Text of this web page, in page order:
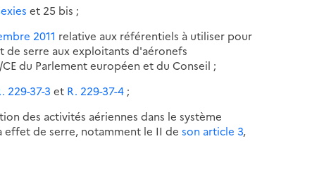
et 25 bis ;
2011 relative aux référentiels à utiliser pour
de serre aux exploitants d'aéronefs
du Parlement européen et du Conseil ;
229-37-3 et R. 229-37-4 ;
des activités aériennes dans le système
effet de serre, notamment le II deson article 3,